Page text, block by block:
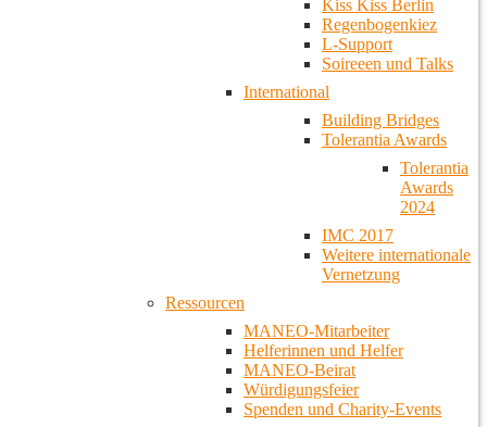
Kiss Kiss Berlin
Regenbogenkiez
L-Support
Soireeen und Talks
International
Building Bridges
Tolerantia Awards
Tolerantia
Awards
2024
IMC 2017
Weitere internationale
Vernetzung
Ressourcen
MANEO-Mitarbeiter
Helferinnen und Helfer
MANEO-Beirat
Würdigungsfeier
Spenden und Charity-Events